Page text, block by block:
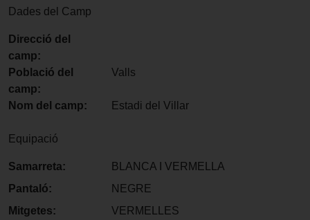
Dades del Camp
Direcció del
camp:
Població del
camp:
Valls
Nom del camp: Estadi del Villar
Equipació
Samarreta:
BLANCA I VERMELLA
Pantaló:
NEGRE
Mitgetes:
VERMELLES